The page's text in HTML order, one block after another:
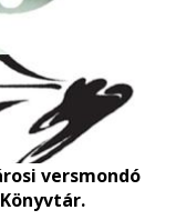
versmondó